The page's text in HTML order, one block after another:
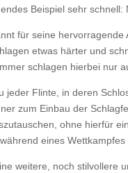
Beispiel sehr
für seine
etwas härter und
schlagen hierbei nur
jeder Flinte, in deren
zum Einbau der
ohne hierfür
eines Wettkampfes
weitere, noch stilvollere